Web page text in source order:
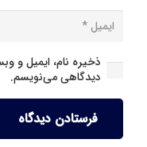
ذخیره نام، ایمیل و
دیدگاهی می‌نویسم.
فرستادن دیدگاه